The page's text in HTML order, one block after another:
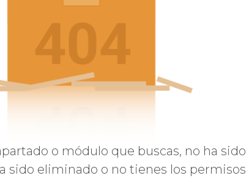
o módulo que buscas, no ha sido
sido eliminado o no tienes los permisos